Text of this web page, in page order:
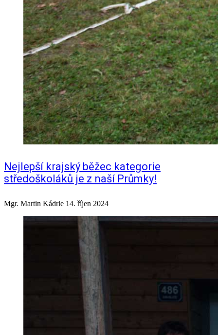
Nejlepší krajský běžec kategorie
středoškoláků je z naší Průmky!
Mgr. Martin Kádrle 14. říjen 2024